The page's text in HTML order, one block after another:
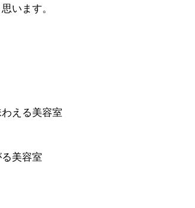
います。
える美容室
美容室